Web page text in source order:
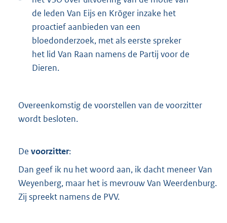
de leden Van Eijs en Kröger inzake het
proactief aanbieden van een
bloedonderzoek, met als eerste spreker
het lid Van Raan namens de Partij voor de
Dieren.
Overeenkomstig de voorstellen van de voorzitter
wordt besloten.
De voorzitter:
Dan geef ik nu het woord aan, ik dacht meneer Van
Weyenberg, maar het is mevrouw Van Weerdenburg.
Zij spreekt namens de PVV.